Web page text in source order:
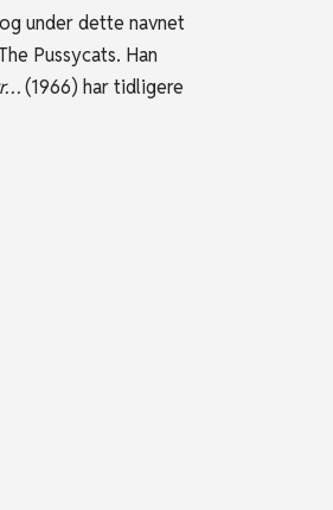
under dette navnet
Pussycats. Han
(1966) har tidligere